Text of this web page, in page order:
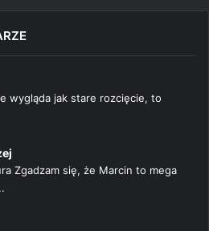
wygląda jak stare rozcięcie, to
Zgadzam się, że Marcin to mega